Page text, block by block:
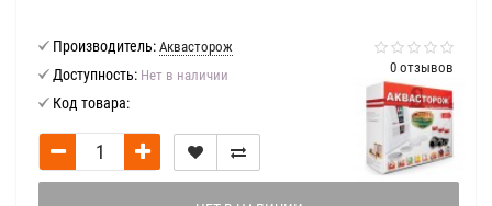
0 отзывов
Производитель: Аквасторож
Доступность: Нет в наличии
Код товара: